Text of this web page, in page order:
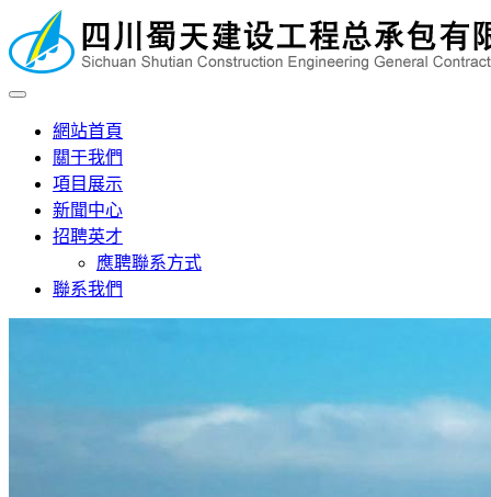
網站首頁
關于我們
項目展示
新聞中心
招聘英才
應聘聯系方式
聯系我們